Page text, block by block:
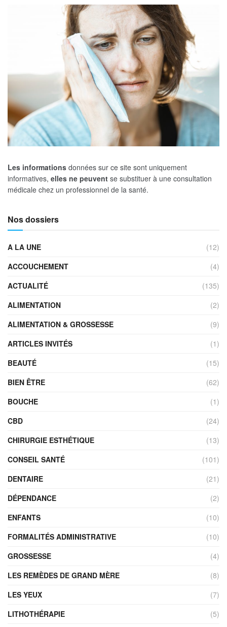
Les informations données sur ce site sont uniquement
informatives, elles ne peuvent se substituer à une consultation
médicale chez un professionnel de la santé.
Nos dossiers
A LA UNE
(12)
ACCOUCHEMENT
(4)
ACTUALITÉ
(135)
ALIMENTATION
(2)
ALIMENTATION & GROSSESSE
(9)
ARTICLES INVITÉS
(1)
BEAUTÉ
(15)
BIEN ÊTRE
(62)
BOUCHE
(1)
CBD
(24)
CHIRURGIE ESTHÉTIQUE
(13)
CONSEIL SANTÉ
(101)
DENTAIRE
(21)
DÉPENDANCE
(2)
ENFANTS
(10)
FORMALITÉS ADMINISTRATIVE
(10)
GROSSESSE
(4)
LES REMÈDES DE GRAND MÈRE
(8)
LES YEUX
(7)
LITHOTHÉRAPIE
(5)